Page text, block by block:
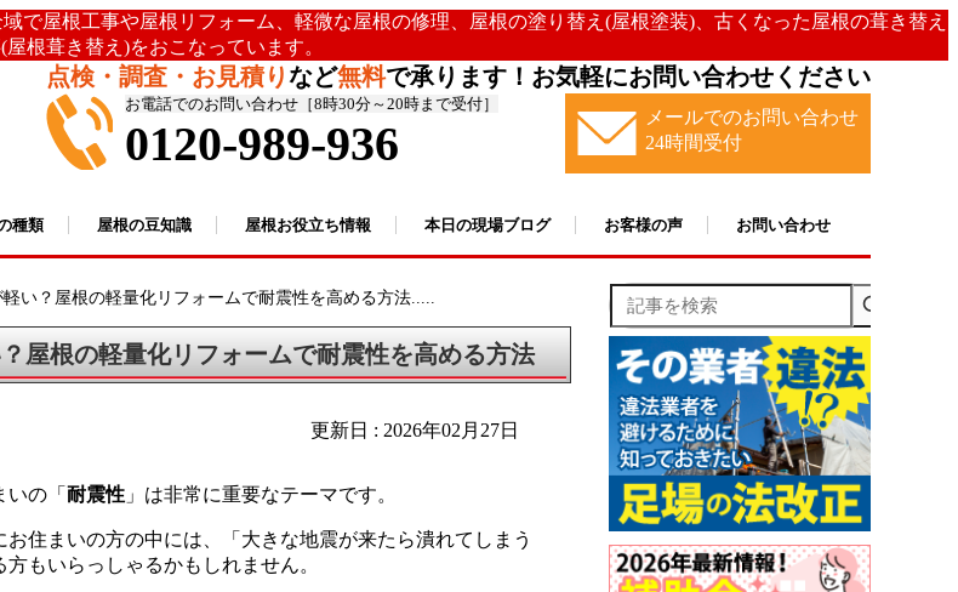
で屋根工事や屋根リフォーム、軽微な屋根の修理、屋根の塗り替え(屋根塗装)、古くなった屋根の葺き替え
屋根葺き替え)をおこなっています。
点検・調査・お見積りなど無料で承ります！お気軽にお問い合わせください
お電話でのお問い合わせ［8時30分～20時まで受付］
0120-989-936
メールでのお問い合わせ
24時間受付
種類 屋根の豆知識 屋根お役立ち情報 本日の現場ブログ お客様の声 お問い合わせ
い？屋根の軽量化リフォームで耐震性を高める方法.....
屋根の軽量化リフォームで耐震性を高める方法
更新日 : 2026年02月27日
の「 耐震性 」は非常に重要なテーマです。
住まいの方の中には、「大きな地震が来たら潰れてしまう
もいらっしゃるかもしれません。
記事を検索